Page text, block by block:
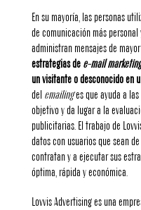
En su mayoría, las personas
de comunicación más
administran mensajes de
estrategias de e-mail marketing
un visitante o desconocido en
del emailinges que ayuda a
objetivo y da lugar a la
publicitarias. El trabajo de
datos con usuarios que sean
contratan y a ejecutar sus
óptima, rápida y económica.
Lovvis Advertising es una